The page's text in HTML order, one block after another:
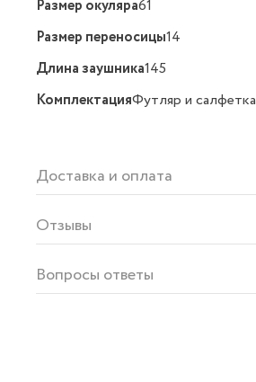
Размер окуляра61
Размер переносицы14
Длина заушника145
КомплектацияФутляр и салфетка
Доставка и оплата
Отзывы
Вопросы ответы